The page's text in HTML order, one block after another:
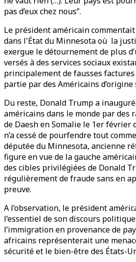
pas d’eux chez nous”.
Le président américain
dans l'État du Minnesota où la
exergue le détournement de plus
versés à des services sociaux
principalement de fausses
partie par des Américains d’origine
Du reste, Donald Trump a
américains dans le monde par des
de Daesh en Somalie le 1er février
n’a cessé de pourfendre tout
députée du Minnesota, ancienne
figure en vue de la gauche
des cibles privilégiées de Donald
régulièrement de fraude sans en
preuve.
A l’observation, le président
l’essentiel de son discours
l’immigration en provenance de
africains représenterait une
sécurité et le bien-être des États-